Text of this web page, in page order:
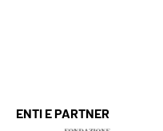
ENTI E PARTNER